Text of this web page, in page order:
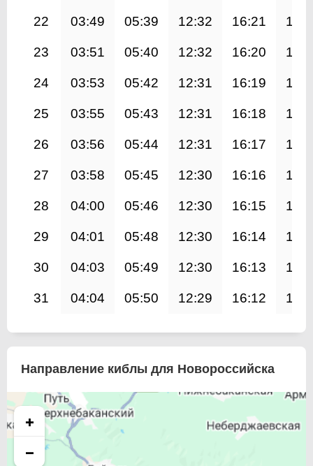
22 03:49 05:39 12:32 16:21
23 03:51 05:40 12:32 16:20
24 03:53 05:42 12:31 16:19
25 03:55 05:43 12:31 16:18
26 03:56 05:44 12:31 16:17
27 03:58 05:45 12:30 16:16
28 04:00 05:46 12:30 16:15
29 04:01 05:48 12:30 16:14
30 04:03 05:49 12:30 16:13
31 04:04 05:50 12:29 16:12
Направление киблы для Новороссийска
+
−